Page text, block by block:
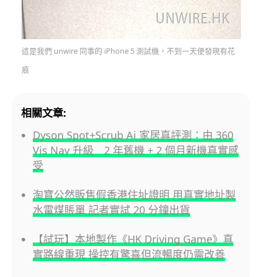
這是我們 unwire 同事的 iPhone 5 測試機，不到一天便發現有花
痕
相關文章:
Dyson Spot+Scrub Ai 家居真評測：由 360
Vis Nav 升級 2 年舊機 + 2 個月新機真實感
受
淘寶公然販售假香港住址證明 用真實地址製
水電煤賬單 記者實試 20 分鐘出貨
【試玩】本地製作《HK Driving Game》真
實路線重現 操控有驚喜但流暢度仍需改善